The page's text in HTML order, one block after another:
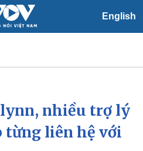
English
Xã hội
Tin 24h
Dự báo thời tiết
nhiều trợ lý
từng liên hệ với